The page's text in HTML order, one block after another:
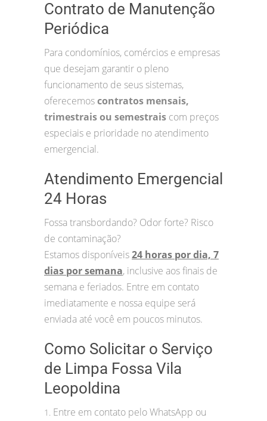
Contrato de Manutenção
Periódica
Para condomínios, comércios e empresas
que desejam garantir o pleno
funcionamento de seus sistemas,
oferecemoscontratos mensais,
trimestrais ou semestrais com preços
especiais e prioridade no atendimento
emergencial.
Atendimento Emergencial
24 Horas
Fossa transbordando? Odor forte? Risco
de contaminação?
Estamos disponíveis24 horas por dia, 7
dias por semana, inclusive aos finais de
semana e feriados. Entre em contato
imediatamente e nossa equipe será
enviada até você em poucos minutos.
Como Solicitar o Serviço
de Limpa Fossa Vila
Leopoldina
1. Entre em contato pelo WhatsApp ou